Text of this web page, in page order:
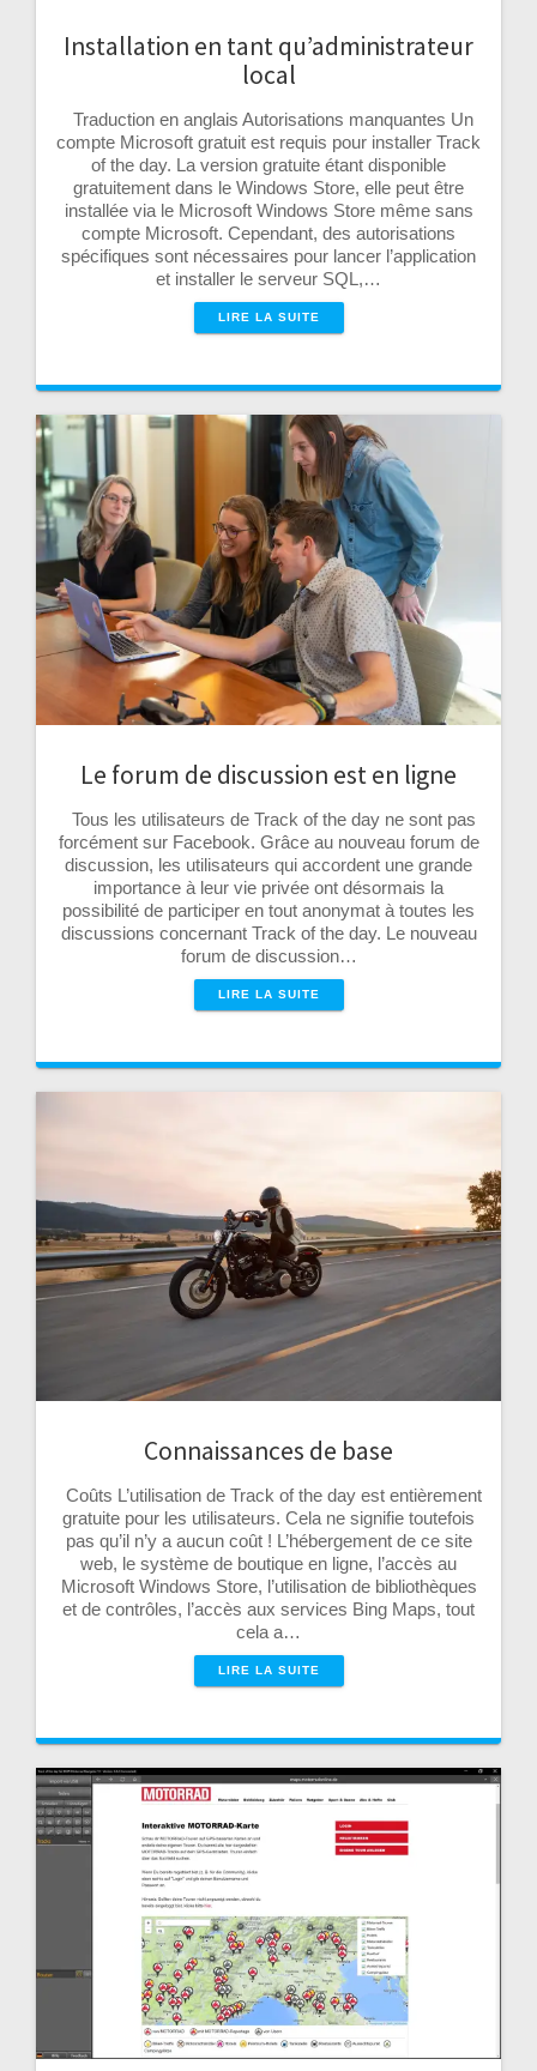
Installation en tant qu’administrateur
local
Traduction en anglais Autorisations manquantes Un
compte Microsoft gratuit est requis pour installer Track
of the day. La version gratuite étant disponible
gratuitement dans le Windows Store, elle peut être
installée via le Microsoft Windows Store même sans
compte Microsoft. Cependant, des autorisations
spécifiques sont nécessaires pour lancer l’application
et installer le serveur SQL,…
LIRE LA SUITE
Le forum de discussion est en ligne
Tous les utilisateurs de Track of the day ne sont pas
forcément sur Facebook. Grâce au nouveau forum de
discussion, les utilisateurs qui accordent une grande
importance à leur vie privée ont désormais la
possibilité de participer en tout anonymat à toutes les
discussions concernant Track of the day. Le nouveau
forum de discussion…
LIRE LA SUITE
Connaissances de base
Coûts L’utilisation de Track of the day est entièrement
gratuite pour les utilisateurs. Cela ne signifie toutefois
pas qu’il n’y a aucun coût ! L’hébergement de ce site
web, le système de boutique en ligne, l’accès au
Microsoft Windows Store, l’utilisation de bibliothèques
et de contrôles, l’accès aux services Bing Maps, tout
cela a…
LIRE LA SUITE